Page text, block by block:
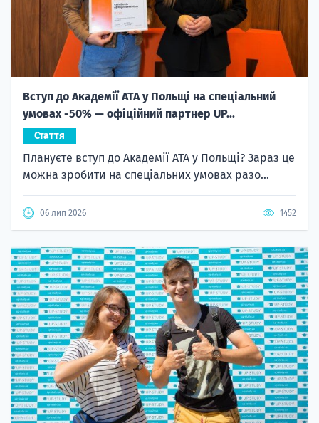
Вступ до Академії ATA у Польщі на спеціальний
умовах -50% — офіційний партнер UP...
Стаття
Плануєте вступ до Академії ATA у Польщі? Зараз це
можна зробити на спеціальних умовах разо...
06 лип 2026 1452